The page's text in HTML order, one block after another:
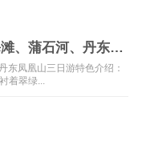
、蒲石河、丹东凤
东凤凰山三日游特色介绍：
着翠绿...